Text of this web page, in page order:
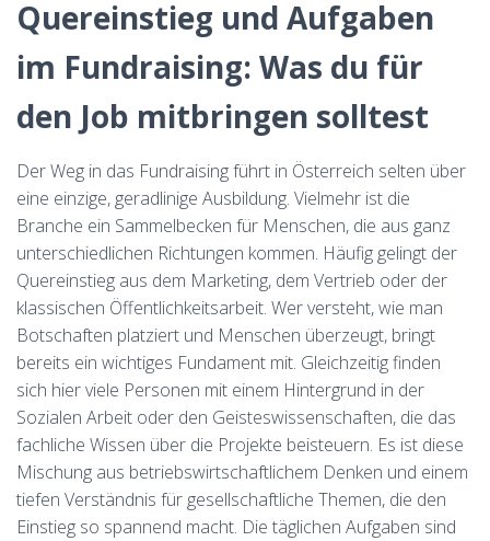
Quereinstieg und Aufgaben
im Fundraising: Was du für
den Job mitbringen solltest
Der Weg in das Fundraising führt in Österreich selten über
eine einzige, geradlinige Ausbildung. Vielmehr ist die
Branche ein Sammelbecken für Menschen, die aus ganz
unterschiedlichen Richtungen kommen. Häufig gelingt der
Quereinstieg aus dem Marketing, dem Vertrieb oder der
klassischen Öffentlichkeitsarbeit. Wer versteht, wie man
Botschaften platziert und Menschen überzeugt, bringt
bereits ein wichtiges Fundament mit. Gleichzeitig finden
sich hier viele Personen mit einem Hintergrund in der
Sozialen Arbeit oder den Geisteswissenschaften, die das
fachliche Wissen über die Projekte beisteuern. Es ist diese
Mischung aus betriebswirtschaftlichem Denken und einem
tiefen Verständnis für gesellschaftliche Themen, die den
Einstieg so spannend macht. Die täglichen Aufgaben sind